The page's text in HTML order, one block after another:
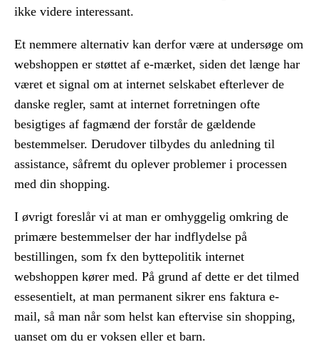
ikke videre interessant.
Et nemmere alternativ kan derfor være at undersøge om
webshoppen er støttet af e-mærket, siden det længe har
været et signal om at internet selskabet efterlever de
danske regler, samt at internet forretningen ofte
besigtiges af fagmænd der forstår de gældende
bestemmelser. Derudover tilbydes du anledning til
assistance, såfremt du oplever problemer i processen
med din shopping.
I øvrigt foreslår vi at man er omhyggelig omkring de
primære bestemmelser der har indflydelse på
bestillingen, som fx den byttepolitik internet
webshoppen kører med. På grund af dette er det tilmed
essesentielt, at man permanent sikrer ens faktura e-
mail, så man når som helst kan eftervise sin shopping,
uanset om du er voksen eller et barn.